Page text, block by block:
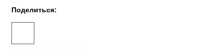
Поделиться: